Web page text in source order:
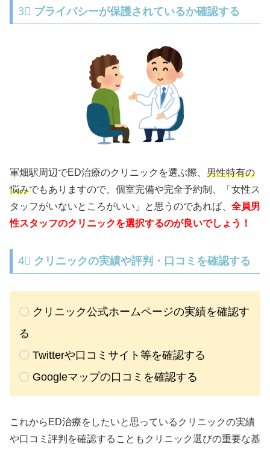
3⃣ プライバシーが保護されているか確認する
軍畑駅周辺でED治療のクリニックを選ぶ際、 男性特有の
悩みでもありますので、個室完備や完全予約制、「女性ス
タッフがいないところがいい」と思うのであれば、 全員男
性スタッフのクリニックを選択するのが良いでしょう！
4⃣ クリニックの実績や評判・口コミを確認する
〇 クリニック公式ホームページの実績を確認す
る
〇 Twitterや口コミサイト等を確認する
〇 Googleマップの口コミを確認する
これからED治療をしたいと思っているクリニックの実績
や口コミ評判を確認することもクリニック選びの重要な基